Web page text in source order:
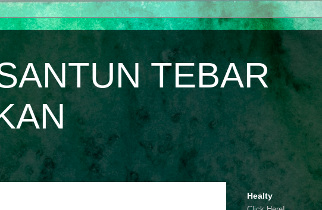
TEBAR
Healty